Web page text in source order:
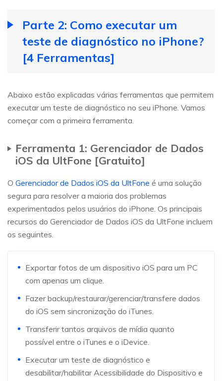
Parte 2: Como executar um
teste de diagnóstico no iPhone?
[4 Ferramentas]
Abaixo estão explicadas várias ferramentas que permitem
executar um teste de diagnóstico no seu iPhone. Vamos
começar com a primeira ferramenta.
Ferramenta 1: Gerenciador de Dados
iOS da UltFone [Gratuito]
O Gerenciador de Dados iOS da UltFone é uma solução
segura para resolver a maioria dos problemas
experimentados pelos usuários do iPhone. Os principais
recursos do Gerenciador de Dados iOS da UltFone incluem
os seguintes.
Exportar fotos de um dispositivo iOS para um PC
com apenas um clique.
Fazer backup/restaurar/gerenciar/transfere dados
do iOS sem sincronização do iTunes.
Transferir tantos arquivos de mídia quanto
possível entre o iTunes e o iDevice.
Executar um teste de diagnóstico e
desabilitar/habilitar Acessibilidade do Dispositivo e